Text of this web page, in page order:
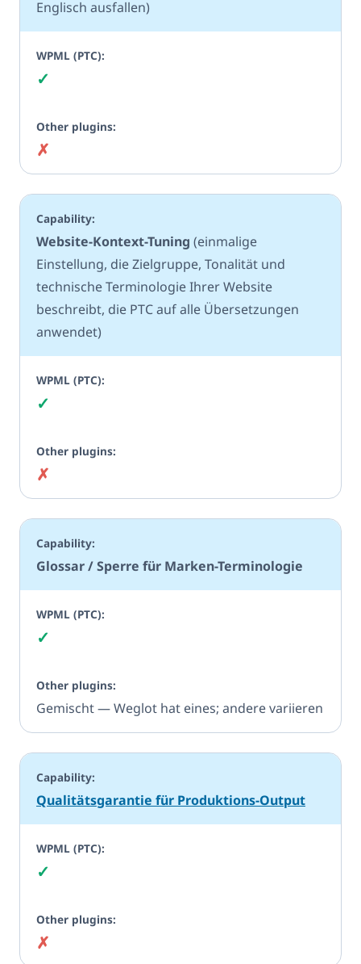
Englisch ausfallen)
✓
✗
Website-Kontext-Tuning (einmalige
Einstellung, die Zielgruppe, Tonalität und
technische Terminologie Ihrer Website
beschreibt, die PTC auf alle Übersetzungen
anwendet)
✓
✗
Glossar / Sperre für Marken-Terminologie
✓
Gemischt — Weglot hat eines; andere variieren
Qualitätsgarantie für Produktions-Output
✓
✗